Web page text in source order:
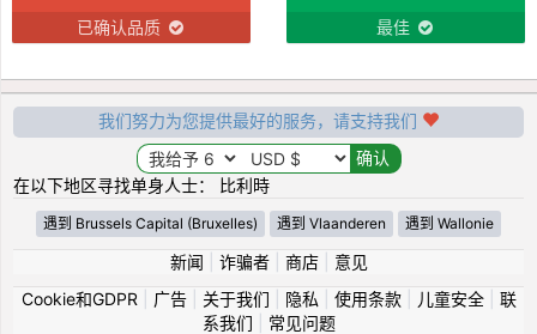
已确认品质 最佳
我们努力为您提供最好的服务，请支持我们
在以下地区寻找单身人士： 比利時
遇到 Brussels Capital (Bruxelles) 遇到 Vlaanderen 遇到 Wallonie
新闻 诈骗者| 商店| 意见
Cookie和GDPR
广告| 关于我们 隐私 使用条款| 儿童安全| 联
系我们
常见问题